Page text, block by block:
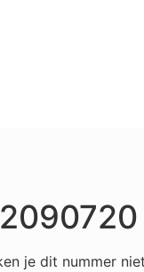
je dit nummer